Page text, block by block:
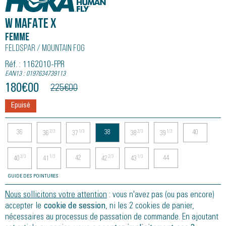
W MAFATE X
Femme
Feldspar / Mountain Fog
Réf. : 1162010-FPR
EAN13 : 0197634739113
180€00 225€00
Epuisé
36 362/3 37 1/3 38 382/3 39 1/3 40
402/3 41 1/3 42 422/3 43 1/3 44
GUIDE DES POINTURES
Nous sollicitons votre attention : vous n'avez pas (ou pas encore)
accepter le cookie de session, ni les 2 cookies de panier,
nécessaires au processus de passation de commande. En ajoutant